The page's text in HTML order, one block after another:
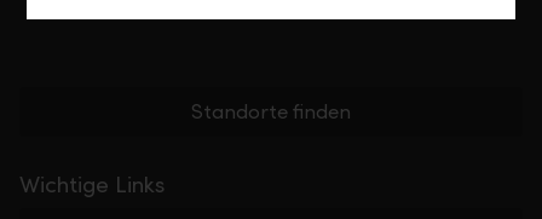
Standorte finden
Wichtige Links